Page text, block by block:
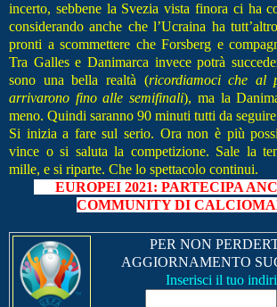
incerto, sebbene la Svezia vista finora ci ha
considerando anche che l’Ucraina ha
pronti a scommettere che Forsberg e
Tra Galles e Danimarca invece potrà
sono una bella realtà (ricordiamoci che al
arrivarono fino alle semifinali), ma la
meno. Quindi saranno 90 minuti tutti da
Si inizia a fare sul serio. Ora non è più
vince o si saluta la competizione. Sale la
mille, e si riparte. Che lo spettacolo continui.
EUROPEI 2021: PARTECIPA AN
COMMUNITY DI
PER NON
AGGIORNAMENTO
Inserisci il tuo